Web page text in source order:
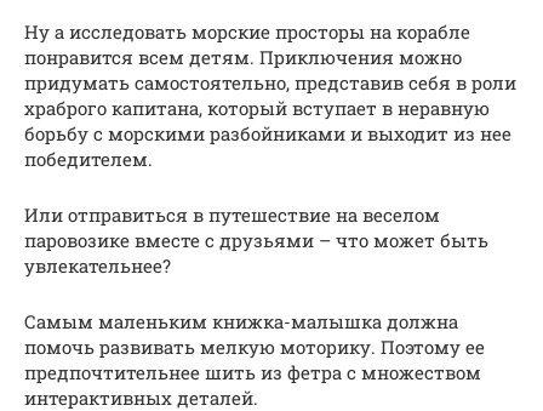
Ну а исследовать морские просторы на корабле
понравится всем детям. Приключения можно
придумать самостоятельно, представив себя в роли
храброго капитана, который вступает в неравную
борьбу с морскими разбойниками и выходит из нее
победителем.
Или отправиться в путешествие на веселом
паровозике вместе с друзьями – что может быть
увлекательнее?
Самым маленьким книжка-малышка должна
помочь развивать мелкую моторику. Поэтому ее
предпочтительнее шить из фетра с множеством
интерактивных деталей.